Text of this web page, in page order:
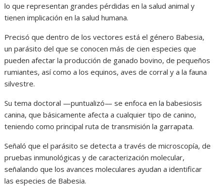
lo que representan grandes pérdidas en la salud animal y
tienen implicación en la salud humana.
Precisó que dentro de los vectores está el género Babesia,
un parásito del que se conocen más de cien especies que
pueden afectar la producción de ganado bovino, de pequeños
rumiantes, así como a los equinos, aves de corral y a la fauna
silvestre.
Su tema doctoral —puntualizó— se enfoca en la babesiosis
canina, que básicamente afecta a cualquier tipo de canino,
teniendo como principal ruta de transmisión la garrapata.
Señaló que el parásito se detecta a través de microscopía, de
pruebas inmunológicas y de caracterización molecular,
señalando que los avances moleculares ayudan a identificar
las especies de Babesia.